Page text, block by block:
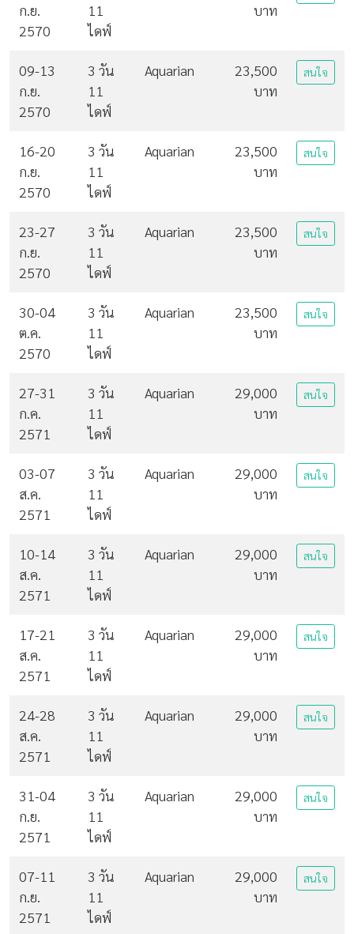
ก.ย.
2570
11
ไดฟ์
บาท
09-13
ก.ย.
2570
3 วัน
11
ไดฟ์
Aquarian
23,500
บาท
สนใจ
16-20
ก.ย.
2570
3 วัน
11
ไดฟ์
Aquarian
23,500
บาท
สนใจ
23-27
ก.ย.
2570
3 วัน
11
ไดฟ์
Aquarian
23,500
บาท
สนใจ
30-04
ต.ค.
2570
3 วัน
11
ไดฟ์
Aquarian
23,500
บาท
สนใจ
27-31
ก.ค.
2571
3 วัน
11
ไดฟ์
Aquarian
29,000
บาท
สนใจ
03-07
ส.ค.
2571
3 วัน
11
ไดฟ์
Aquarian
29,000
บาท
สนใจ
10-14
ส.ค.
2571
3 วัน
11
ไดฟ์
Aquarian
29,000
บาท
สนใจ
17-21
ส.ค.
2571
3 วัน
11
ไดฟ์
Aquarian
29,000
บาท
สนใจ
24-28
ส.ค.
2571
3 วัน
11
ไดฟ์
Aquarian
29,000
บาท
สนใจ
31-04
ก.ย.
2571
3 วัน
11
ไดฟ์
Aquarian
29,000
บาท
สนใจ
07-11
ก.ย.
2571
3 วัน
11
ไดฟ์
Aquarian
29,000
บาท
สนใจ